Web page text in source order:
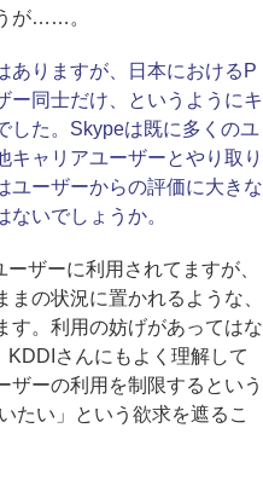
が……。
りますが、日本におけるP
ー同士だけ、というようにキ
した。Skypeは既に多くのユ
キャリアユーザーとやり取り
ユーザーからの評価に大きな
いでしょうか。
ザーに利用されてますが、
の状況に置かれるような、
す。利用の妨げがあってはな
さんにもよく理解して
ザーの利用を制限するという
たい」という欲求を遮るこ